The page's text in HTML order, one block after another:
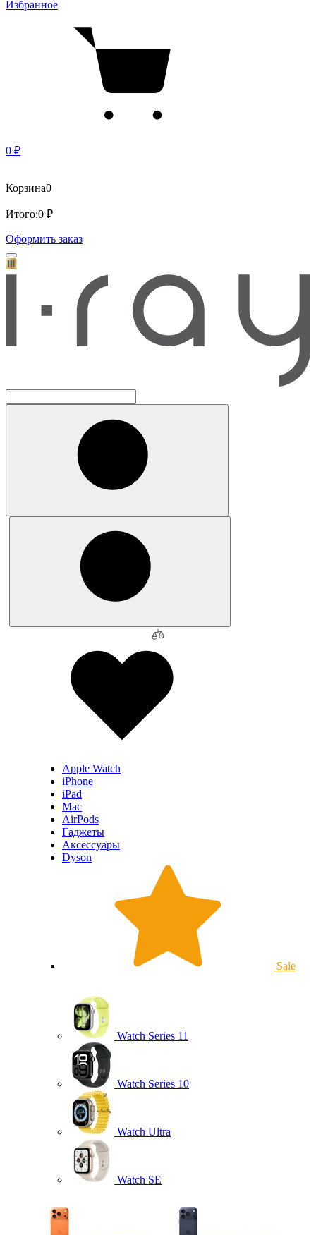
Избранное
0 ₽
Корзина0
Итого:0 ₽
Оформить заказ
Apple Watch
iPhone
iPad
Mac
AirPods
Гаджеты
Аксессуары
Dyson
Sale
Watch Series 11
Watch Series 10
Watch Ultra
Watch SE